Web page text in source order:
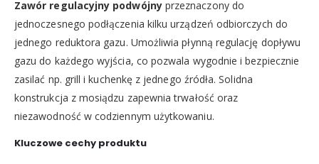
Zawór regulacyjny podwójnyprzeznaczony do
jednoczesnego podłączenia kilku urządzeń odbiorczych do
jednego reduktora gazu. Umożliwia płynną regulację dopływu
gazu do każdego wyjścia, co pozwala wygodnie i bezpiecznie
zasilać np. grill i kuchenkę z jednego źródła. Solidna
konstrukcja z mosiądzu zapewnia trwałość oraz
niezawodność w codziennym użytkowaniu.
Kluczowe cechy produktu